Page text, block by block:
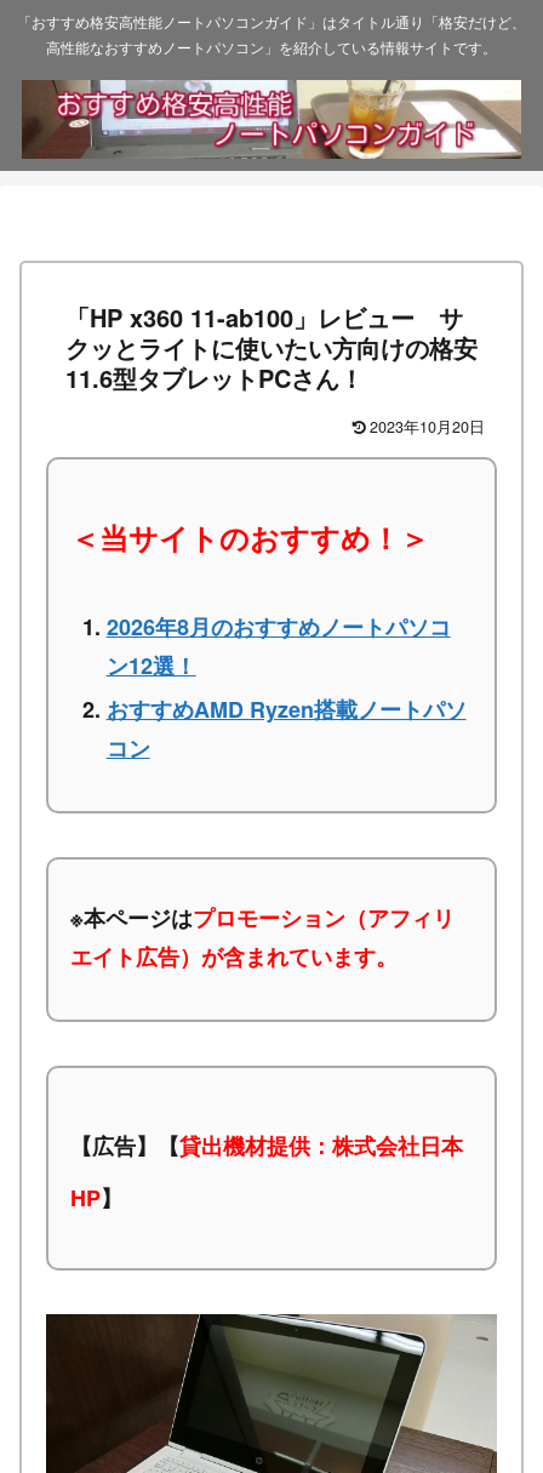
「おすすめ格安高性能ノートパソコンガイド」はタイトル通り「格安だけど、
高性能なおすすめノートパソコン」を紹介している情報サイトです。
「HP x360 11-ab100」レビュー サ
クッとライトに使いたい方向けの格安
11.6型タブレットPCさん！
2023年10月20日
＜当サイトのおすすめ！＞
2026年8月のおすすめノートパソコ
ン12選！
おすすめAMD Ryzen搭載ノートパソ
コン
※本ページはプロモーション（アフィリ
エイト広告）が含まれています。
【広告】【貸出機材提供：株式会社日本
HP】